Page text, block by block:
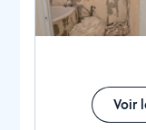
Voir